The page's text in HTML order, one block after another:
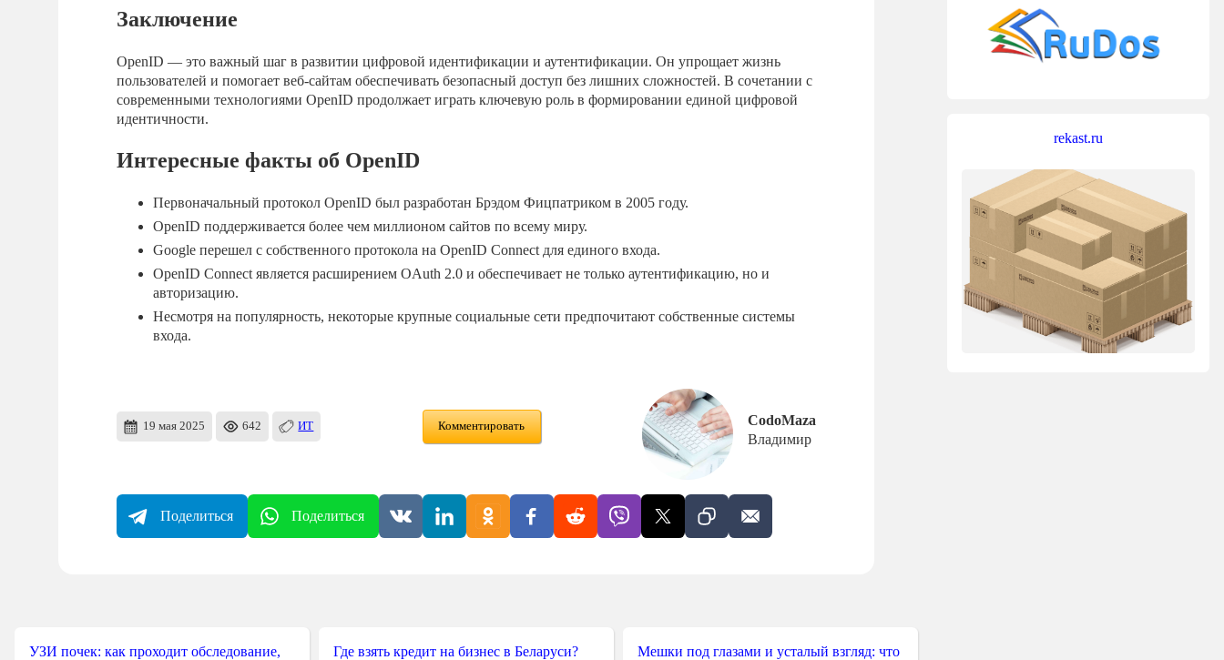
Заключение
OpenID — это важный шаг в развитии цифровой идентификации и аутентификации. Он упрощает жизнь
пользователей и помогает веб-сайтам обеспечивать безопасный доступ без лишних сложностей. В сочетании с
современными технологиями OpenID продолжает играть ключевую роль в формировании единой цифровой
идентичности.
Интересные факты об OpenID
Первоначальный протокол OpenID был разработан Брэдом Фицпатриком в 2005 году.
OpenID поддерживается более чем миллионом сайтов по всему миру.
Google перешел с собственного протокола на OpenID Connect для единого входа.
OpenID Connect является расширением OAuth 2.0 и обеспечивает не только аутентификацию, но и
авторизацию.
Несмотря на популярность, некоторые крупные социальные сети предпочитают собственные системы
входа.
19 мая 2025 642 ИТ Комментировать
CodoMaza
Владимир
Поделиться Поделиться
УЗИ почек: как проходит обследование,
Где взять кредит на бизнес в Беларуси?
Мешки под глазами и усталый взгляд: что
rekast.ru